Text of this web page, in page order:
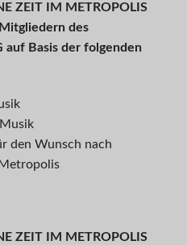
ZEIT IM METROPOLIS
des
auf Basis der folgenden
den Wunsch nach
ZEIT IM METROPOLIS